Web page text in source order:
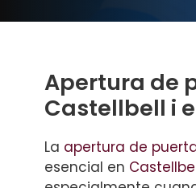
Apertura de
Castellbell i
La apertura de
esencial en